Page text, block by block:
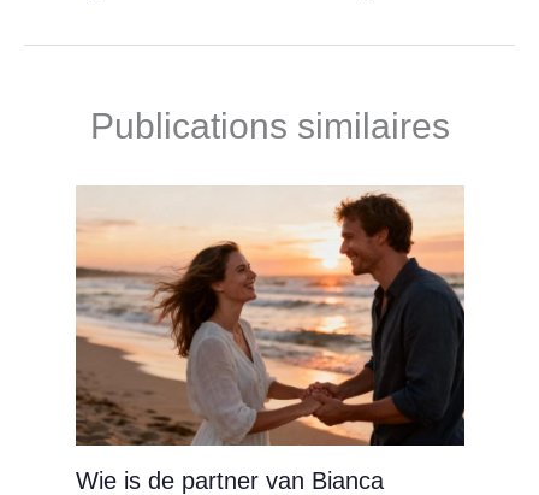
Publications similaires
Wie is de partner van Bianca